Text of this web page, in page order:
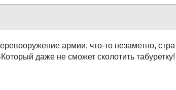
армии, что-то незаметно,
даже не сможет сколотить табуретку!